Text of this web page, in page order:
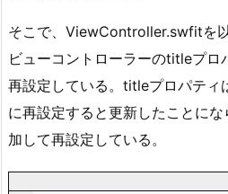
そこで、ViewController.swfitを
ビューコントローラーのtitleプ
再設定している。titleプロパティ
に再設定すると更新したことに
加して再設定している。